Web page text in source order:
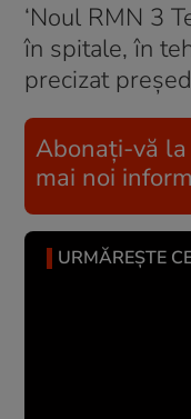
‘Noul RMN 3
în spitale, în
precizat
Abonați-vă la
mai noi
URMĂREȘTE